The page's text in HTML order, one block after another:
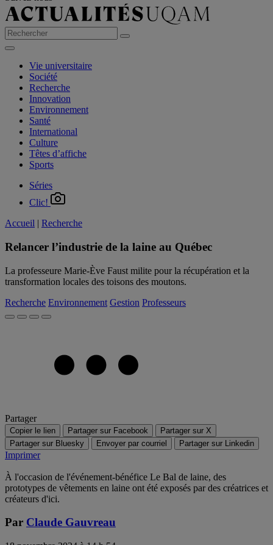
Vie universitaire
Société
Recherche
Innovation
Environnement
Santé
International
Culture
Têtes d’affiche
Sports
Séries
Clic!
Accueil | Recherche
Relancer l’industrie de la laine au Québec
La professeure Marie-Ève Faust milite pour la récupération et la
transformation locales des toisons des moutons.
Recherche Environnement Gestion Professeurs
Partager
Copier le lien Partager sur Facebook
Partager sur X
Partager sur Bluesky
Envoyer par courriel Partager sur Linkedin
Imprimer
À l'occasion de l'événement-bénéfice Le Bal de laine, des
prototypes de vêtements en laine ont été exposés par des créatrices et
créateurs d'ici.
Par Claude Gauvreau